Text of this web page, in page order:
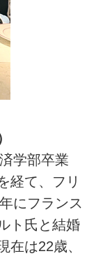
学部卒業
経て、フリ
にフランス
ト氏と結婚
在は22歳、